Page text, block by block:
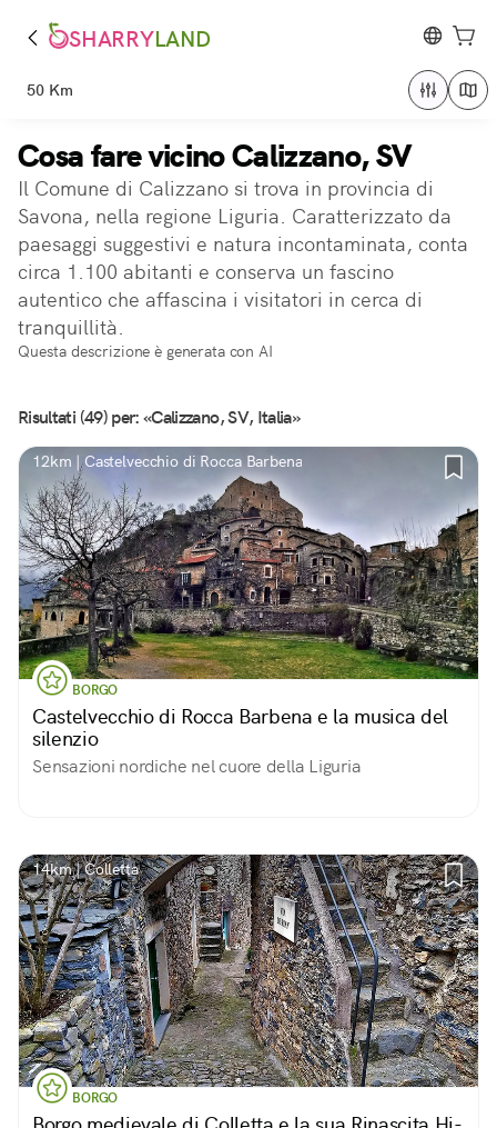
SHARRYLAND
50 Km
Cosa fare vicino Calizzano, SV
Il Comune di Calizzano si trova in provincia di
Savona, nella regione Liguria. Caratterizzato da
paesaggi suggestivi e natura incontaminata, conta
circa 1.100 abitanti e conserva un fascino
autentico che affascina i visitatori in cerca di
tranquillità.
Questa descrizione è generata con AI
Risultati (49) per: «Calizzano, SV, Italia»
12km | Castelvecchio di Rocca Barbena
BORGO
Castelvecchio di Rocca Barbena e la musica del
silenzio
Sensazioni nordiche nel cuore della Liguria
14km | Colletta
BORGO